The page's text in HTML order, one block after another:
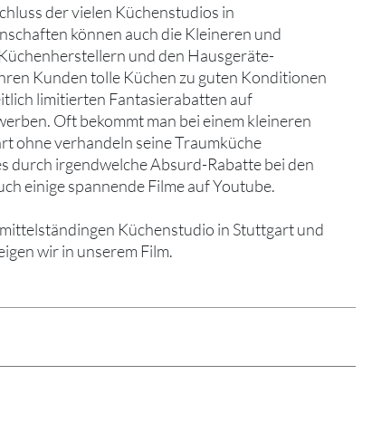
der vielen Küchenstudios in
können auch die Kleineren und
und den Hausgeräte-
Kunden tolle Küchen zu guten Konditionen
limitierten Fantasierabatten auf
Oft bekommt man bei einem kleineren
ohne verhandeln seine Traumküche
durch irgendwelche Absurd-Rabatte bei den
einige spannende Filme auf Youtube.
Küchenstudio in Stuttgart und
wir in unserem Film.